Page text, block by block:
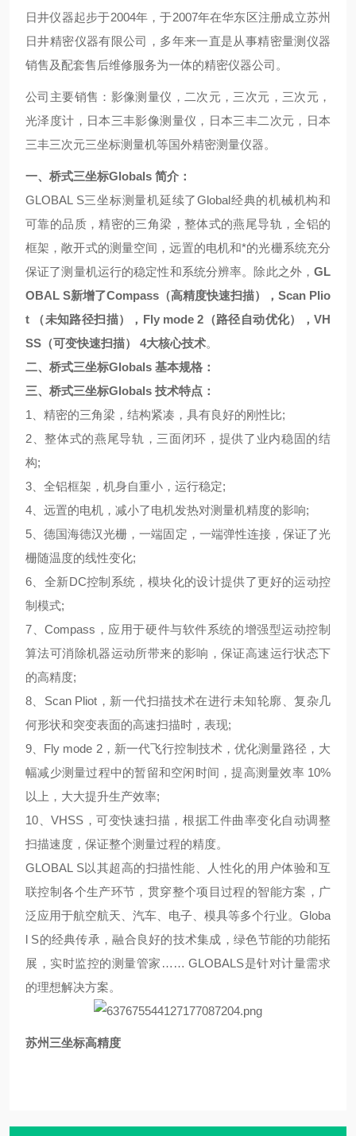
日井仪器起步于2004年，于2007年在华东区注册成立苏州
日井精密仪器有限公司，多年来一直是从事精密量测仪器
销售及配套售后维修服务为一体的精密仪器公司。
公司主要销售：影像测量仪，二次元，三次元，三次元，
光泽度计，日本三丰影像测量仪，日本三丰二次元，日本
三丰三次元三坐标测量机等国外精密测量仪器。
一、桥式三坐标Globals 简介：
GLOBAL S三坐标测量机延续了Global经典的机械机构和
可靠的品质，精密的三角梁，整体式的燕尾导轨，全铝的
框架，敞开式的测量空间，远置的电机和*的光栅系统充分
保证了测量机运行的稳定性和系统分辨率。除此之外， GL
OBAL S新增了Compass（高精度快速扫描），Scan Plio
t （未知路径扫描），Fly mode 2（路径自动优化），VH
SS（可变快速扫描） 4大核心技术。
二、 桥式三坐标Globals 基本规格：
三、桥式三坐标Globals 技术特点：
1、精密的三角梁，结构紧凑，具有良好的刚性比;
2、整体式的燕尾导轨，三面闭环，提供了业内稳固的结
构;
3、全铝框架，机身自重小，运行稳定;
4、远置的电机，减小了电机发热对测量机精度的影响;
5、德国海德汉光栅，一端固定，一端弹性连接，保证了光
栅随温度的线性变化;
6、全新DC控制系统，模块化的设计提供了更好的运动控
制模式;
7、Compass，应用于硬件与软件系统的增强型运动控制
算法可消除机器运动所带来的影响，保证高速运行状态下
的高精度;
8、Scan Pliot，新一代扫描技术在进行未知轮廓、复杂几
何形状和突变表面的高速扫描时，表现;
9、Fly mode 2，新一代飞行控制技术，优化测量路径，大
幅减少测量过程中的暂留和空闲时间，提高测量效率 10%
以上，大大提升生产效率;
10、VHSS，可变快速扫描，根据工件曲率变化自动调整
扫描速度，保证整个测量过程的精度。
GLOBAL S以其超高的扫描性能、人性化的用户体验和互
联控制各个生产环节，贯穿整个项目过程的智能方案，广
泛应用于航空航天、汽车、电子、模具等多个行业。Globa
l S的经典传承，融合良好的技术集成，绿色节能的功能拓
展，实时监控的测量管家…… GLOBALS是针对计量需求
的理想解决方案。
苏州三坐标高精度